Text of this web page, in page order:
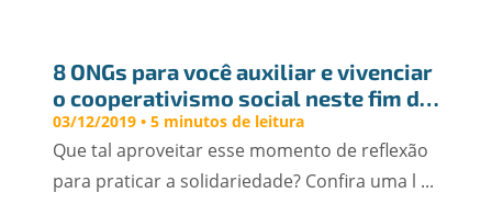
8 ONGs para você auxiliar e vivenciar
o cooperativismo social neste fim de
ano
03/12/2019 • 5 minutos de leitura
Que tal aproveitar esse momento de reflexão
para praticar a solidariedade? Confira uma l ...